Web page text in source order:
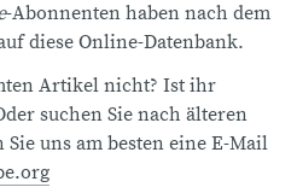
-Abonnenten haben nach dem
diese Online-Datenbank.
Artikel nicht? Ist ihr
suchen Sie nach älteren
uns am besten eine E-Mail